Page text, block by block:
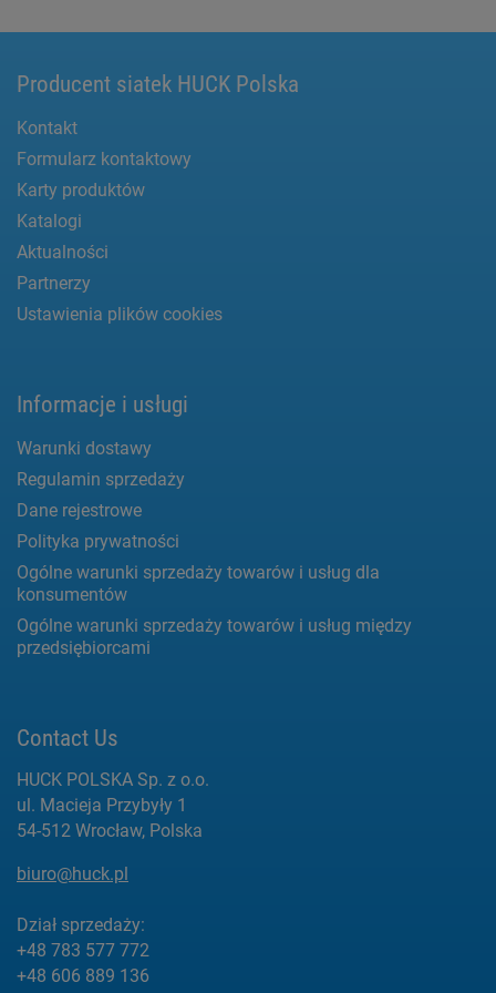
Producent siatek HUCK Polska
Kontakt
Formularz kontaktowy
Karty produktów
Katalogi
Aktualności
Partnerzy
Ustawienia plików cookies
Informacje i usługi
Warunki dostawy
Regulamin sprzedaży
Dane rejestrowe
Polityka prywatności
Ogólne warunki sprzedaży towarów i usług dla
konsumentów
Ogólne warunki sprzedaży towarów i usług między
przedsiębiorcami
Contact Us
HUCK POLSKA Sp. z o.o.
ul. Macieja Przybyły 1
54-512 Wrocław, Polska
biuro@huck.pl
Dział sprzedaży:
+48 783 577 772
+48 606 889 136